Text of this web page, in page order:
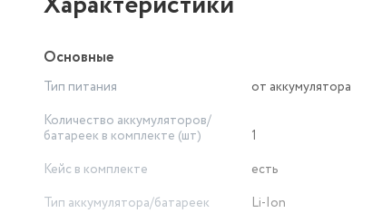
Основные
Тип питания
от аккумулятора
Количество аккумуляторов/
батареек в комплекте (шт)
1
Кейс в комплекте
есть
Тип аккумулятора/батареек
Li-Ion